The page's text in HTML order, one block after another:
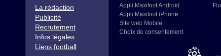
La rédaction
Publicité
Recrutement
Infos légales
Liens football
Appli Maxifoot Android
Appli Maxifoot iPhone
Site web Mobile
Choix de consentement